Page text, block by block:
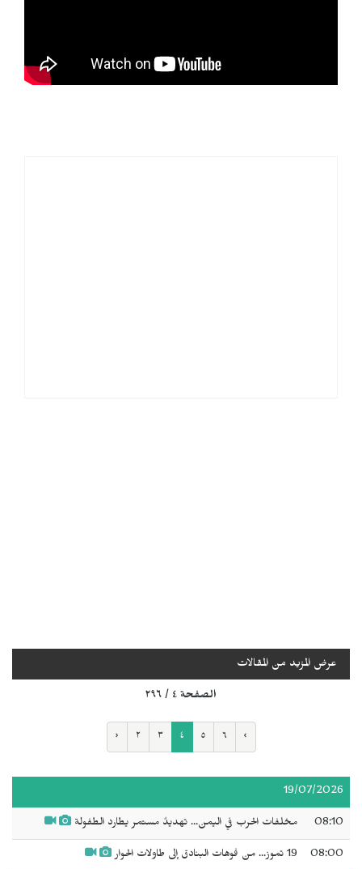
عرض المزيد من المقالات
الصفحة ٤ / ٢٩٦
‹ ٢ ٣ ٤ ٥ ٦ ›
19/07/2026
08:10 مخلفات الحرب في اليمن... تهديدٌ مستمر يطارد الطفولة
08:00 19 تموز... من فوهات البنادق إلى طاولات الحوار